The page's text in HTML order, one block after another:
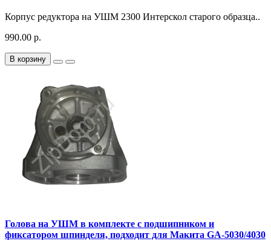
Корпус редуктора на УШМ 2300 Интерскол старого образца..
990.00 р.
В корзину
Голова на УШМ в комплекте с подшипником и
фиксатором шпинделя, подходит для Макита GA-5030/4030